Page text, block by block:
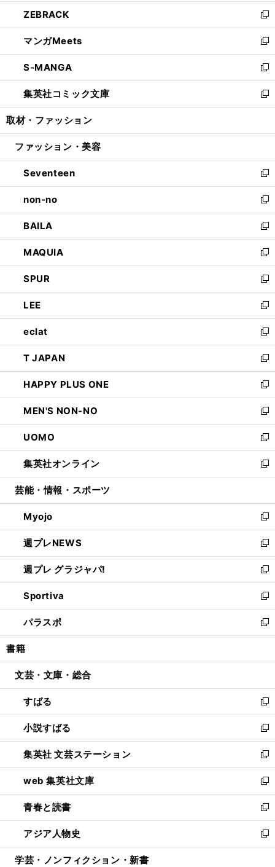
く
で
開
く
ン
ド
ウ
で
開
く
ウ
ィ
ン
ド
ウ
で
開
く
し
い
ウ
ィ
ン
ド
ウ
で
開
ZEBRACK
新
し
い
ウ
ィ
ン
ド
ウ
開
マンガMeets
新
し
い
ウ
ィ
ン
ウ
開
く
S-MANGA
新
し
い
ウ
ン
ウ
で
開
く
集英社コミック文庫
新
し
ウ
ン
ド
ウ
で
開
く
取材・ファッション
ファッション・美容
Seventeen
新
し
い
ウ
ィ
ン
ド
ウ
で
開
く
non-no
新
し
い
ウ
ィ
ン
ド
ウ
で
開
く
BAILA
新
し
い
ウ
ィ
ン
ド
ウ
で
開
く
MAQUIA
新
し
い
ウ
ィ
ン
ド
ウ
で
開
く
SPUR
新
し
い
ウ
ィ
ン
ド
ウ
で
開
く
LEE
新
し
い
ウ
ィ
ン
ド
ウ
で
開
く
eclat
新
し
い
ウ
ィ
ン
ド
ウ
で
開
く
T JAPAN
新
し
い
ウ
ィ
ン
ド
ウ
で
開
HAPPY PLUS ONE
新
し
い
ウ
ィ
ン
ド
ウ
開
く
MEN'S NON-NO
新
し
い
ウ
ィ
ン
ウ
で
開
く
UOMO
新
し
い
ウ
ン
ド
ウ
で
開
く
集英社オンライン
新
し
ウ
ィ
ン
ド
ウ
で
開
く
芸能・情報・スポーツ
Myojo
新
し
い
ウ
ィ
ン
ド
ウ
で
開
週プレNEWS
新
し
い
ウ
ィ
ン
ド
ウ
開
週プレ グラジャパ!
新
し
い
ウ
ィ
ン
ウ
開
く
Sportiva
新
し
い
ウ
ン
ウ
で
開
く
パラスポ
新
し
ウ
ン
ド
ウ
で
開
く
書籍
文芸・文庫・総合
すばる
新
し
い
ウ
ィ
ン
ド
ウ
で
開
く
小説すばる
新
し
い
ウ
ィ
ン
ド
ウ
で
開
集英社 文芸ステーション
新
し
い
ウ
ィ
ン
ド
ウ
web 集英社文庫
新
し
い
ウ
ィ
ン
青春と読書
新
し
い
ウ
アジア人物史
新
し
学芸・ノンフィクション・新書